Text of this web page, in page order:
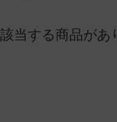
該当する商品があ